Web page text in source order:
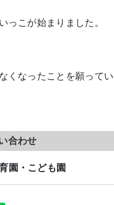
っこが始まりました。
くなったことを願って
合わせ
園・こども園